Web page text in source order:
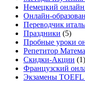
Немецкий
Онлайн-
Переводчик
Праздники (5)
Пробные уроки
Репетитор
Скидки-Акции (1)
Французский
Экзамены